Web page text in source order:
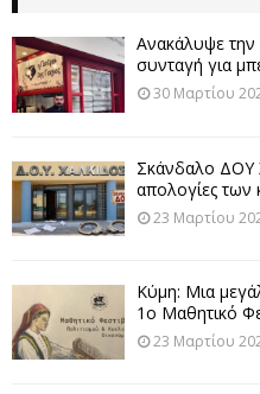
Ανακάλυψε την
συνταγή για
30 Μαρτίου
Σκάνδαλο ΔΟΥ
απολογίες
23 Μαρτίου
Κύμη: Μια
1ο Μαθητικό
23 Μαρτίου